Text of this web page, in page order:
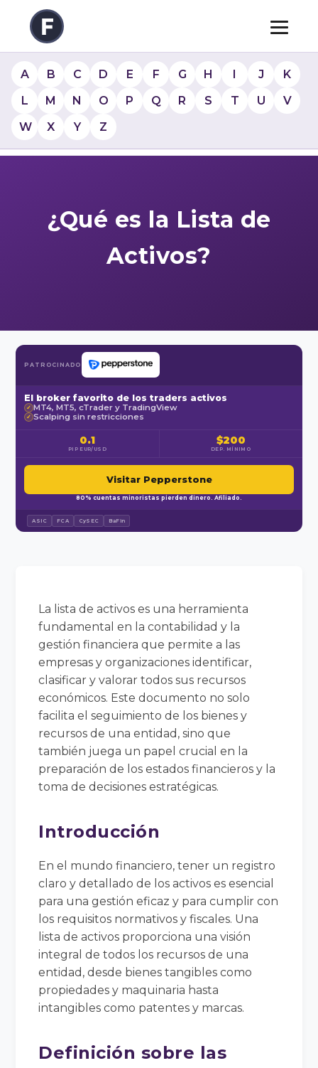
A B C D E F G H I J
K
L
M N O P Q R S T U
V
W
X Y Z
¿Qué es la Lista de
Activos?
PATROCINADO
El broker favorito de los traders activos
✓ MT4, MT5, cTrader y TradingView
✓ Scalping sin restricciones
0.1
PIP EUR/USD
$200
DEP. MÍNIMO
Visitar Pepperstone
80% cuentas minoristas pierden dinero. Afiliado.
ASIC FCA CySEC BaFin
La lista de activos es una herramienta
fundamental en la contabilidad y la
gestión financiera que permite a las
empresas y organizaciones identificar,
clasificar y valorar todos sus recursos
económicos. Este documento no solo
facilita el seguimiento de los bienes y
recursos de una entidad, sino que
también juega un papel crucial en la
preparación de los estados financieros y la
toma de decisiones estratégicas.
Introducción
En el mundo financiero, tener un registro
claro y detallado de los activos es esencial
para una gestión eficaz y para cumplir con
los requisitos normativos y fiscales. Una
lista de activos proporciona una visión
integral de todos los recursos de una
entidad, desde bienes tangibles como
propiedades y maquinaria hasta
intangibles como patentes y marcas.
Definición sobre las